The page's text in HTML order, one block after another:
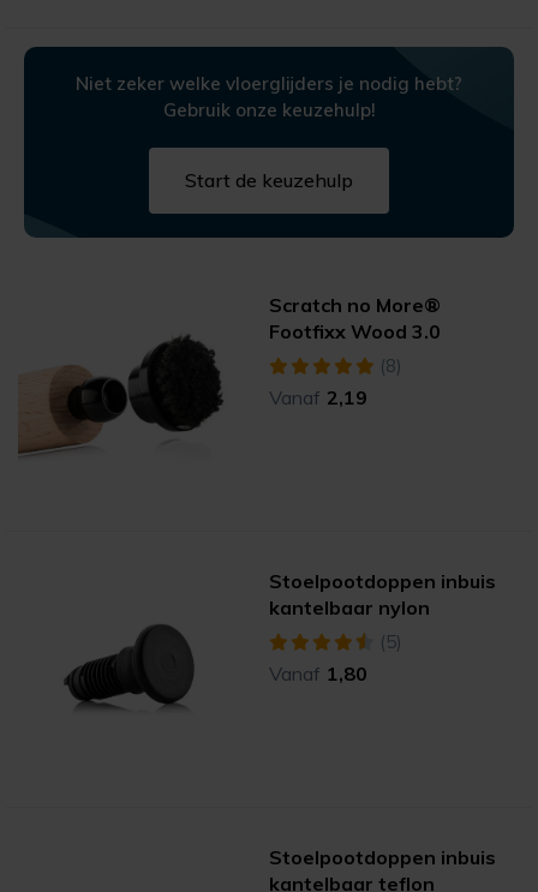
Niet zeker welke vloerglijders je nodig hebt?
Gebruik onze keuzehulp!
Start de keuzehulp
Scratch no More®
Footfixx Wood 3.0
(8)
Vanaf 2,19
Stoelpootdoppen inbuis
kantelbaar nylon
(5)
Vanaf 1,80
Stoelpootdoppen inbuis
kantelbaar teflon